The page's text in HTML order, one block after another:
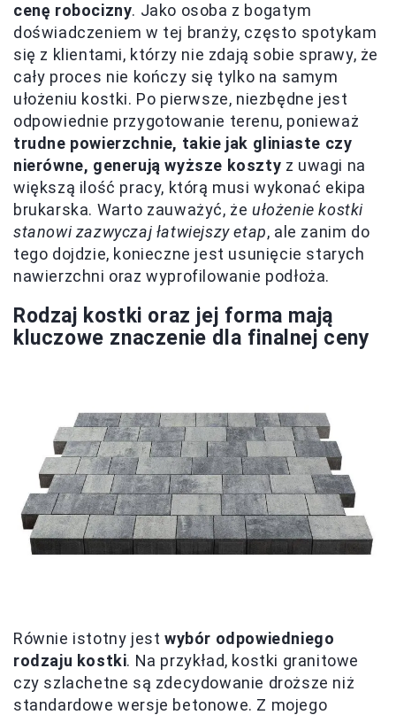
cenę robocizny. Jako osoba z bogatym
doświadczeniem w tej branży, często spotykam
się z klientami, którzy nie zdają sobie sprawy, że
cały proces nie kończy się tylko na samym
ułożeniu kostki. Po pierwsze, niezbędne jest
odpowiednie przygotowanie terenu, ponieważ
trudne powierzchnie, takie jak gliniaste czy
nierówne, generują wyższe koszty z uwagi na
większą ilość pracy, którą musi wykonać ekipa
brukarska. Warto zauważyć, żeułożenie kostki
stanowi zazwyczaj łatwiejszy etap, ale zanim do
tego dojdzie, konieczne jest usunięcie starych
nawierzchni oraz wyprofilowanie podłoża.
Rodzaj kostki oraz jej forma mają
kluczowe znaczenie dla finalnej ceny
Równie istotny jest wybór odpowiedniego
rodzaju kostki. Na przykład, kostki granitowe
czy szlachetne są zdecydowanie droższe niż
standardowe wersje betonowe. Z mojego